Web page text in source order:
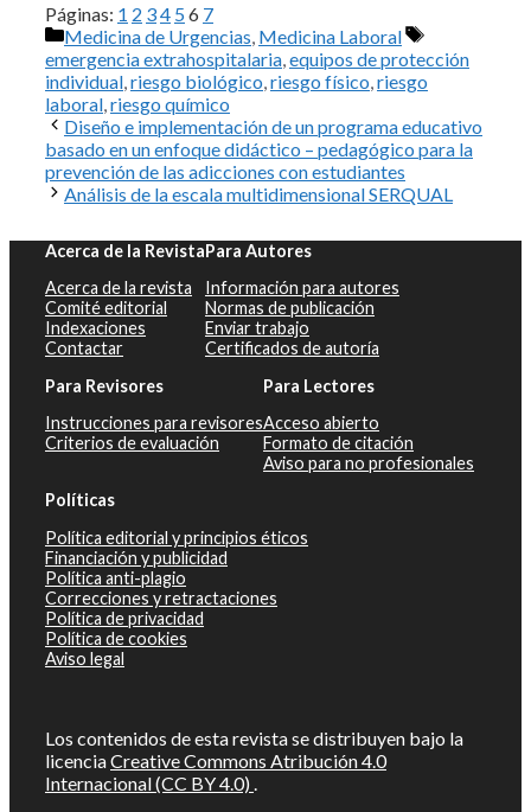
Páginas: 1 2 34 56 7
Categorías
Medicina de Urgencias Medicina Laboral
Etiquetas
emergencia extrahospitalaria equipos de protección
individual riesgo biológico riesgo físico riesgo
laboral riesgo químico
Diseño e implementación de un programa educativo
basado en un enfoque didáctico – pedagógico para la
prevención de las adicciones con estudiantes
Análisis de la escala multidimensional SERQUAL
Acerca de la Revista
Acerca de la revista
Comité editorial
Indexaciones
Contactar
Para Autores
Información para autores
Normas de publicación
Enviar trabajo
Certificados de autoría
Para Revisores
Instrucciones para revisores
Criterios de evaluación
Para Lectores
Acceso abierto
Formato de citación
Aviso para no profesionales
Políticas
Política editorial y principios éticos
Financiación y publicidad
Política anti-plagio
Correcciones y retractaciones
Política de privacidad
Política de cookies
Aviso legal
Los contenidos de esta revista se distribuyen bajo la
licenciaCreative Commons Atribución 4.0
Internacional (CC BY 4.0) .